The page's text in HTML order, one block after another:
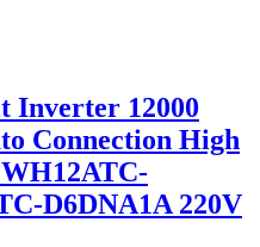
Inverter 12000
Connection High
D6DNA1A 220V